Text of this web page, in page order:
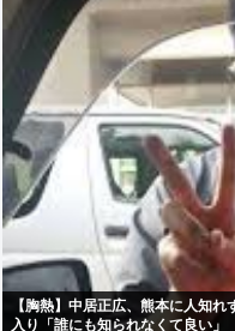
【胸熱】中居正広、熊本に人知
入り「誰にも知られなくて良い」